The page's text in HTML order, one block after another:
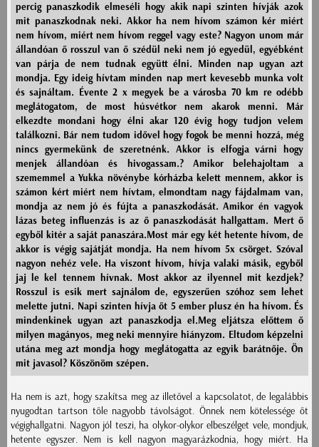
percig panaszkodik elmeséli hogy akik napi szinten hívják azok
mit panaszkodnak neki. Akkor ha nem hívom számon kér miért
nem hívom, miért nem hívom reggel vagy este? Nagyon unom már
állandóan ő rosszul van ő szédül neki nem jó egyedül, egyébként
van párja de nem tudnak együtt élni. Minden nap ugyan azt
mondja. Egy ideig hívtam minden nap mert kevesebb munka volt
és sajnáltam. Évente 2 x megyek be a városba 70 km re odébb
meglátogatom, de most húsvétkor nem akarok menni. Már
elkezdte mondani hogy élni akar 120 évig hogy tudjon velem
találkozni. Bár nem tudom idővel hogy fogok be menni hozzá, még
nincs gyermekünk de szeretnénk. Akkor is elfogja várni hogy
menjek állandóan és hivogassam.? Amikor belehajoltam a
szememmel a Yukka növénybe kórházba kelett mennem, akkor is
számon kért miért nem hívtam, elmondtam nagy fájdalmam van,
mondja az nem jó és fújta a panaszkodását. Amikor én vagyok
lázas beteg influenzás is az ő panaszkodását hallgattam. Mert ő
egyből kitér a saját panaszára.Most már egy két hetente hívom, de
akkor is végig sajátját mondja. Ha nem hívom 5x csörget. Szóval
nagyon nehéz vele. Ha viszont hívom, hívja valaki másik, egyből
jaj le kel tennem hívnak. Most akkor az ilyennel mit kezdjek?
Rosszul is esik mert sajnálom de, egyszerűen szóhoz sem lehet
melette jutni. Napi szinten hívja őt 5 ember plusz én ha hívom. És
mindenkinek ugyan azt panaszkodja el.Meg eljátsza előttem ő
milyen magányos, meg neki mennyire hiányzom. Eltudom képzelni
utána meg azt mondja hogy meglátogatta az egyik barátnője. Ön
mit javasol? Köszönöm szépen.
Ha nem is azt, hogy szakítsa meg az illetővel a kapcsolatot, de legalábbis
nyugodtan tartson tőle nagyobb távolságot. Önnek nem kötelessége őt
végighallgatni. Nagyon jól teszi, ha olykor-olykor elbeszélget vele, mondjuk,
hetente egyszer. Nem is kell nagyon magyarázkodnia, hogy miért. Ha